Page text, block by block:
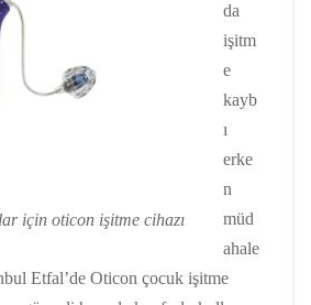
için oticon işitme cihazı
da
işitm
e
kayb
ı
erke
n
müd
ahale
Etfal’de Oticon çocuk işitme